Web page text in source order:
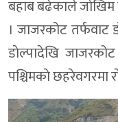
बहाब बढेकाले जाेखिम
। जाजरकोट तर्फवाट
डाेल्पादेखि
पश्चिमकाे छहरेवगरमा